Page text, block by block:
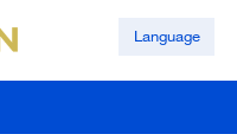
Language